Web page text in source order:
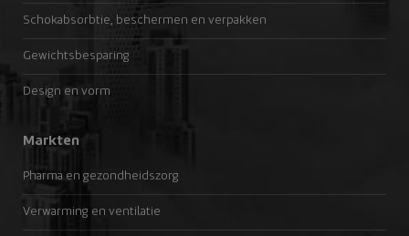
Schokabsorbtie, beschermen en verpakken
Gewichtsbesparing
Design en vorm
Markten
Pharma en gezondheidszorg
Verwarming en ventilatie